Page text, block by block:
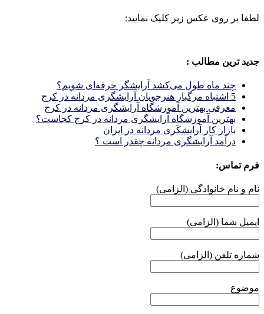
لطفا بر روی عکس زیر کلیک نمایید:
جدید ترین مطالب :
چند ماه طول می‌کشد آرایشگر حرفه‌ای شویم؟
5 اشتباه مرگبار هنرجویان آرایشگری مردانه در کرج
معرفی بهترین آموزشگاه آرایشگری مردانه در کرج
بهترین آموزشگاه آرایشگری مردانه در کرج کجاست؟
بازار كار آرايشكَرى مردانه در ايران
درآمد آرایشگری مردانه چقدر است ؟
فرم تماس:
نام و نام خانوادگی (الزامی)
ایمیل شما (الزامی)
شماره تلفن (الزامی)
موضوع